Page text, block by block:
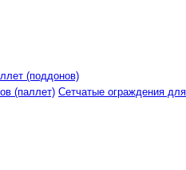
(поддонов)
(паллет) Сетчатые ограждения для